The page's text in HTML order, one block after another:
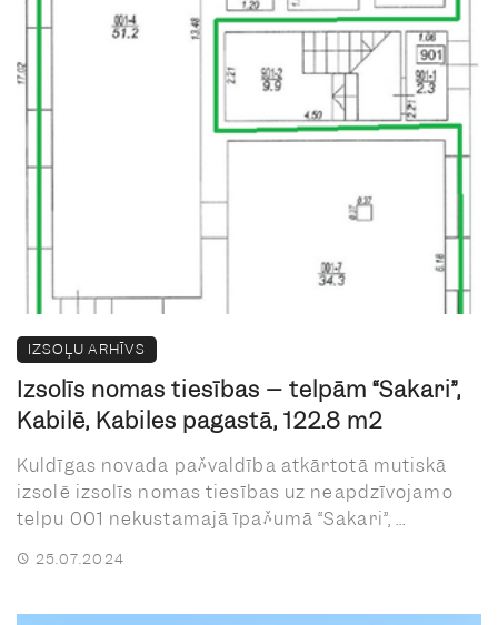
IZSOĻU ARHĪVS
Izsolīs nomas tiesības – telpām “Sakari”,
Kabilē, Kabiles pagastā, 122.8 m2
Kuldīgas novada pašvaldība atkārtotā mutiskā
izsolē izsolīs nomas tiesības uz neapdzīvojamo
telpu 001 nekustamajā īpašumā “Sakari”, ...
25.07.2024